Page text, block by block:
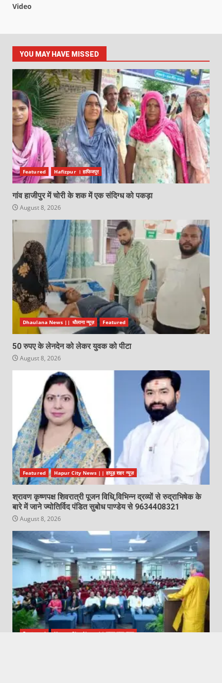
Video
YOU MAY HAVE MISSED
Featured Hafizpur । हाफिजपुर
गांव हाजीपुर में चोरी के शक में एक संदिग्ध को पकड़ा
August 8, 2026
Dhaulana News || धौलाना न्यूज़ Featured
50 रुपए के लेनदेन को लेकर युवक को पीटा
August 8, 2026
Featured Hapur City News || हापुड़ शहर न्यूज़
श्रावण कृष्णपक्ष शिवरात्री पूजन विधि,विभिन्न द्रव्यों से रुद्राभिषेक के
बारे में जाने ज्योतिर्विद पंडित सुबोध पाण्डेय से 9634408321
August 8, 2026
Featured Hapur City News || हापुड़ शहर न्यूज़